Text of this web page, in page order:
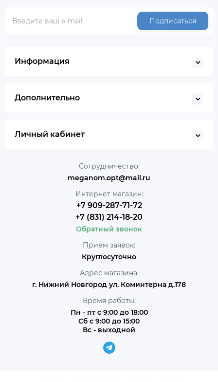
Подписаться
Информация
Дополнительно
Личный кабинет
Сотрудничество:
meganom.opt@mail.ru
Интернет магазин:
+7 909-287-71-72
+7 (831) 214-18-20
Обратный звонок
Прием заявок:
Круглосуточно
Адрес магазина:
г. Нижний Новгород ул. Коминтерна д.178
Время работы:
Пн - пт с 9:00 до 18:00
Сб с 9:00 до 15:00
Вс - выходной